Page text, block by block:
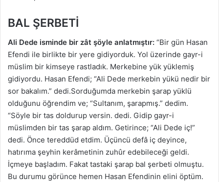
BAL ŞERBETİ
Ali Dede isminde bir zât şöyle anlatmıştır: “Bir gün Hasan
Efendi ile birlikte bir yere gidiyorduk. Yol üzerinde gayr-i
müslim bir kimseye rastladık. Merkebine yük yüklemiş
gidiyordu. Hasan Efendi; “Ali Dede merkebin yükü nedir bir
sor bakalım.” dedi.Sorduğumda merkebin şarap yüklü
olduğunu öğrendim ve; “Sultanım, şarapmış.” dedim.
“Söyle bir tas doldurup versin. dedi. Gidip gayr-i
müslimden bir tas şarap aldım. Getirince; “Ali Dede iç!”
dedi. Önce tereddüd etdim. Üçüncü defâ iç deyince,
hatırıma şeyhin kerâmetinin zuhûr edebileceği geldi.
İçmeye başladım. Fakat tastaki şarap bal şerbeti olmuştu.
Bu durumu görünce hemen Hasan Efendinin elini öptüm.